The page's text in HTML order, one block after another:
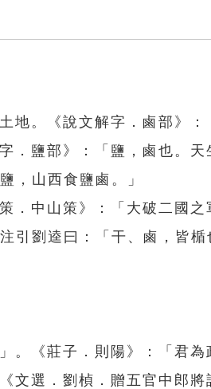
地。《說文解字．鹵部》：
．鹽部》：「鹽，鹵也。
，山西食鹽鹵。」
．中山策》：「大破二國
引劉逵曰：「干、鹵，皆楯
。《莊子．則陽》：「君為
文選．劉楨．贈五官中郎